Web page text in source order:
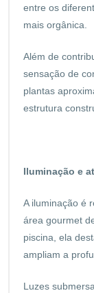
entre os
mais orgânica.
Além de
sensação de
plantas
estrutura
Iluminação e
A iluminação é
área gourmet
piscina, ela
ampliam a
Luzes